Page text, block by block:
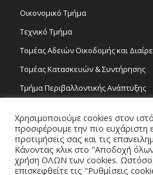
Οικονομικό Τμήμα
Τεχνικό Τμήμα
Τομέας Αδειών Οικοδομής και
Τομέας Κατασκευών & Συντήρησης
Τμήμα Περιβαλλοντικής Ανάπτυξης
Τομέας Γραμμάτων και Τεχνών
Τροχονομία
Χρησιμοποιούμε cookies στον
προσφέρουμε την πιο ευχάριστη
προτιμήσεις σας και τις
Κάνοντας κλικ στο "Αποδοχή
χρήση ΟΛΩΝ των cookies.
επισκεφθείτε τις "Ρυθμίσεις